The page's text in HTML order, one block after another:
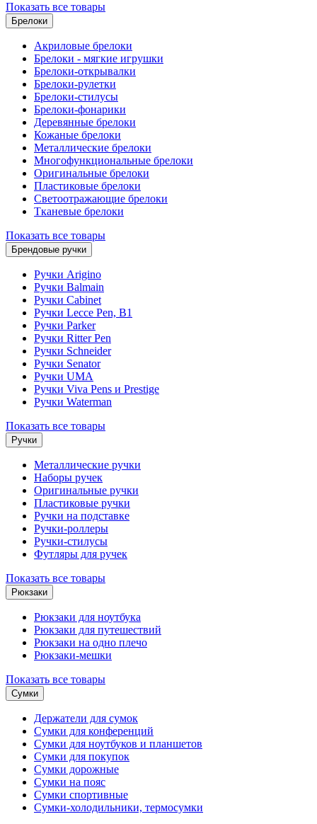
Показать все товары
Брелоки
Акриловые брелоки
Брелоки - мягкие игрушки
Брелоки-открывалки
Брелоки-рулетки
Брелоки-стилусы
Брелоки-фонарики
Деревянные брелоки
Кожаные брелоки
Металлические брелоки
Многофункциональные брелоки
Оригинальные брелоки
Пластиковые брелоки
Светоотражающие брелоки
Тканевые брелоки
Показать все товары
Брендовые ручки
Ручки Arigino
Ручки Balmain
Ручки Cabinet
Ручки Lecce Pen, B1
Ручки Parker
Ручки Ritter Pen
Ручки Schneider
Ручки Senator
Ручки UMA
Ручки Viva Pens и Prestige
Ручки Waterman
Показать все товары
Ручки
Металлические ручки
Наборы ручек
Оригинальные ручки
Пластиковые ручки
Ручки на подставке
Ручки-роллеры
Ручки-стилусы
Футляры для ручек
Показать все товары
Рюкзаки
Рюкзаки для ноутбука
Рюкзаки для путешествий
Рюкзаки на одно плечо
Рюкзаки-мешки
Показать все товары
Сумки
Держатели для сумок
Сумки для конференций
Сумки для ноутбуков и планшетов
Сумки для покупок
Сумки дорожные
Сумки на пояс
Сумки спортивные
Сумки-холодильники, термосумки